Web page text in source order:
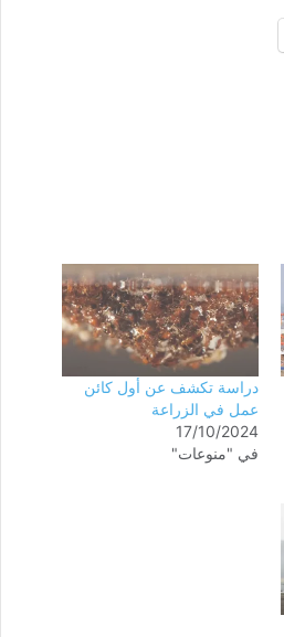
دراسة تكشف عن أول كائن
عمل في الزراعة
17/10/2024
في "منوعات"